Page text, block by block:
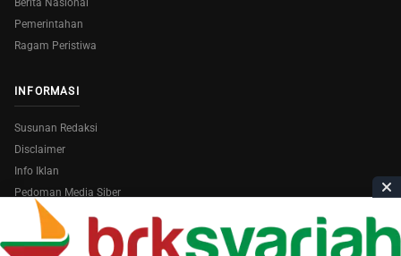
Berita Nasional
Pemerintahan
Ragam Peristiwa
INFORMASI
Susunan Redaksi
Disclaimer
Info Iklan
Pedoman Media Siber